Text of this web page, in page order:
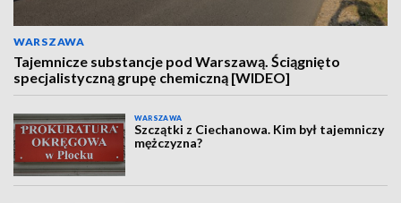
WARSZAWA
Tajemnicze substancje pod Warszawą. Ściągnięto
specjalistyczną grupę chemiczną [WIDEO]
WARSZAWA
Szczątki z Ciechanowa. Kim był tajemniczy
mężczyzna?